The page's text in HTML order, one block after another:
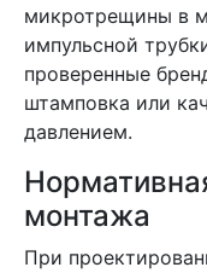
микротрещины в
импульсной
проверенные
штамповка или
давлением.
монтажа
При